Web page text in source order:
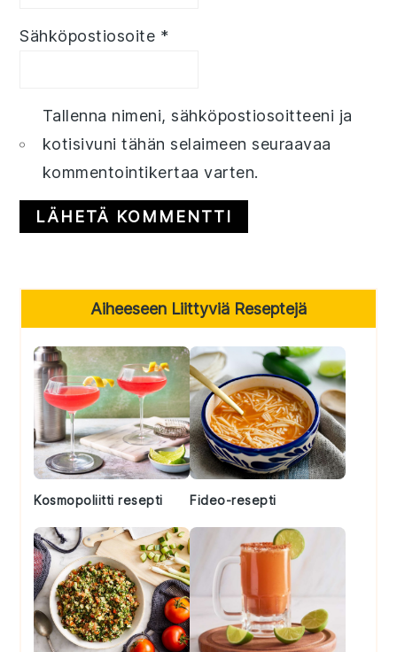
Sähköpostiosoite *
Tallenna nimeni, sähköpostiosoitteeni ja
kotisivuni tähän selaimeen seuraavaa
kommentointikertaa varten.
Primary
Sidebar
Aiheeseen Liittyviä Reseptejä
Kosmopoliitti resepti Fideo-resepti